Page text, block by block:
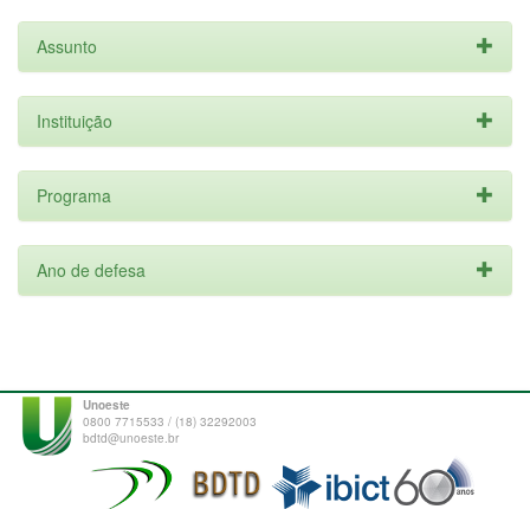
Assunto
Instituição
Programa
Ano de defesa
Unoeste
0800 7715533 / (18) 32292003
bdtd@unoeste.br